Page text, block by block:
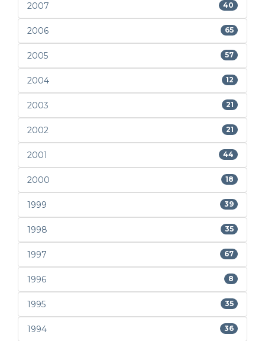
2007 40
2006 65
2005 57
2004 12
2003 21
2002 21
2001 44
2000 18
1999 39
1998 35
1997 67
1996 8
1995 35
1994 36